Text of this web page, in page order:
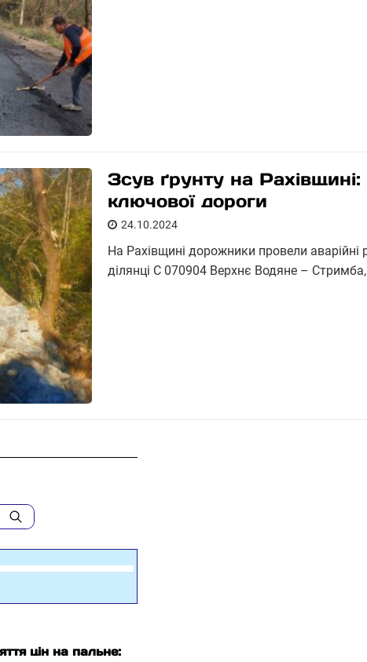
Зсув ґрунту на
ключової дороги
24.10.2024
На Рахівщині дорожники провели
ділянці С 070904 Верхнє Водяне –
цін на пальне: